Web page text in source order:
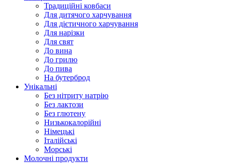
Традиційні ковбаси
Для дитячого харчування
Для дієтичного харчування
Для нарізки
Для свят
До вина
До грилю
До пива
На бутерброд
Унікальні
Без нітриту натрію
Без лактози
Без глютену
Низькокалорійні
Німецькі
Iталійські
Морські
Молочні продукти